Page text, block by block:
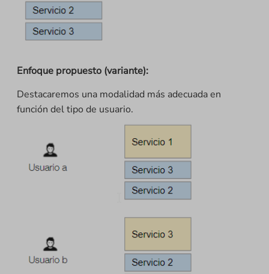
Enfoque propuesto (variante):
Destacaremos una modalidad más adecuada en
función del tipo de usuario.